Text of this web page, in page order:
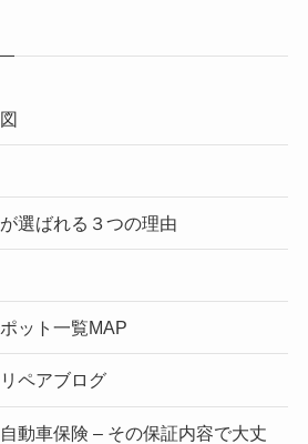
選ばれる３つの理由
ット一覧MAP
ペアブログ
動車保険 – その保証内容で大丈